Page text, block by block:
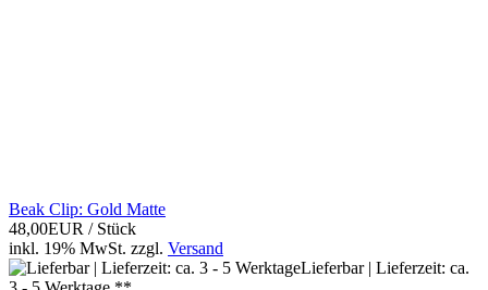
Beak Clip: Gold Matte
48,00EUR / Stück
inkl. 19% MwSt. zzgl. Versand
Lieferbar | Lieferzeit: ca.